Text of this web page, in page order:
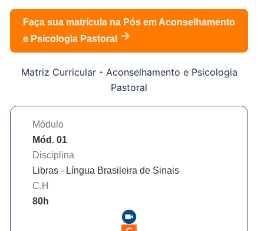
Faça sua matrícula na Pós emAconselhamento
e Psicologia Pastoral
Matriz Curricular - Aconselhamento e Psicologia
Pastoral
Módulo
Mód. 01
Disciplina
Libras - Língua Brasileira de Sinais
C.H
80h